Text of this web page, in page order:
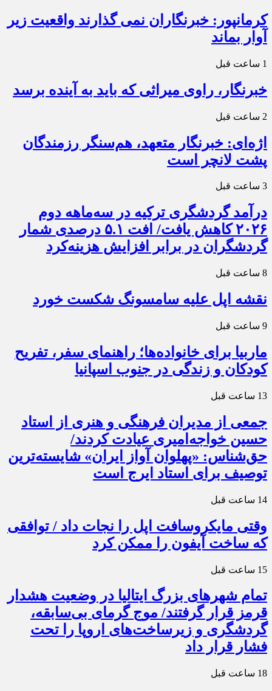
کرمانپور: خبرنگاران نمی گذارند واقعیت زیر
آوار بماند
1 ساعت قبل
خبرنگار، راوی میراثی که باید به آینده برسد
2 ساعت قبل
اژه‌ای: خبرنگار متعهد، هم‌سنگر رزمندگان
پشت لانچر است
3 ساعت قبل
درآمد گردشگری ترکیه در سه‌ماهه دوم
۲۰۲۶ کاهش یافت/ افت ۵.۱ درصدی شمار
گردشگران در برابر افزایش هزینه‌کرد
8 ساعت قبل
نقشه اپل علیه سامسونگ شکست خورد
9 ساعت قبل
ماربیا برای خانواده‌ها؛ راهنمای سفر، تفریح
کودکان و زندگی در جنوب اسپانیا
13 ساعت قبل
جمعی از مدیران فرهنگی و هنری از استاد
حسین خواجه‌امیری عیادت کردند/
حق‌شناس: «پهلوان آواز ایران» شایسته‌ترین
توصیف برای استاد ایرج است
14 ساعت قبل
وقتی مایکروسافت اپل را نجات داد / توافقی
که ساخت آیفون را ممکن کرد
15 ساعت قبل
تمام شهرهای بزرگ ایتالیا در وضعیت هشدار
قرمز قرار گرفتند/ موج گرمای بی‌سابقه،
گردشگری و زیرساخت‌های اروپا را تحت
فشار قرار داد
18 ساعت قبل